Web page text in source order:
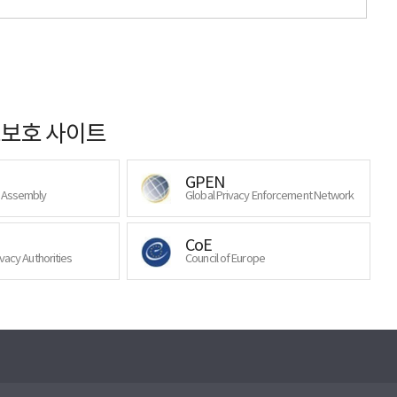
호 사이트
GPEN
Global Privacy Enforcement Network
Authorities
CoE
Council of Europe